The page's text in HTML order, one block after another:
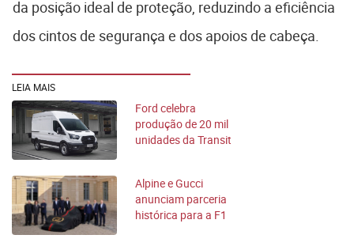
da posição ideal de proteção, reduzindo a eficiência
dos cintos de segurança e dos apoios de cabeça.
LEIA MAIS
Ford celebra
produção de 20 mil
unidades da Transit
Alpine e Gucci
anunciam parceria
histórica para a F1